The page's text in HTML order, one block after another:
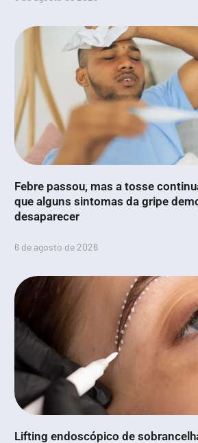
Febre passou, mas a tosse
que alguns sintomas da gripe
desaparecer
6 de agosto de 2026
Lifting endoscópico de